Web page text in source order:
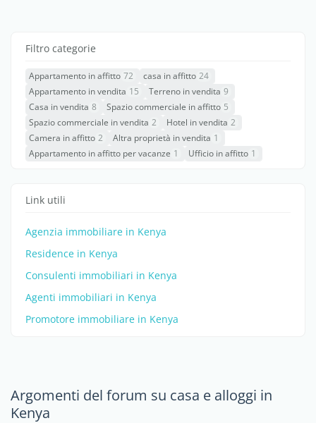
Filtro categorie
Appartamento in affitto 72 casa in affitto 24
Appartamento in vendita 15 Terreno in vendita 9
Casa in vendita 8 Spazio commerciale in affitto 5
Spazio commerciale in vendita 2 Hotel in vendita 2
Camera in affitto 2 Altra proprietà in vendita 1
Appartamento in affitto per vacanze 1 Ufficio in affitto 1
Link utili
Agenzia immobiliare in Kenya
Residence in Kenya
Consulenti immobiliari in Kenya
Agenti immobiliari in Kenya
Promotore immobiliare in Kenya
Argomenti del forum su casa e alloggi in
Kenya